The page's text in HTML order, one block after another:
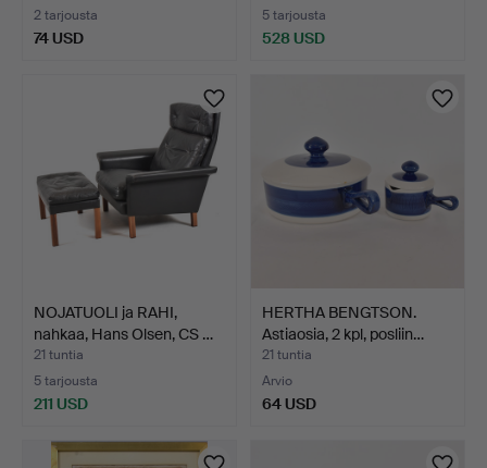
2 tarjousta
74 USD
5 tarjousta
528 USD
NOJATUOLI ja RAHI,
nahkaa, Hans Olsen, CS …
21 tuntia
5 tarjousta
211 USD
HERTHA BENGTSON.
Astiaosia, 2 kpl, posliin…
21 tuntia
Arvio
64 USD